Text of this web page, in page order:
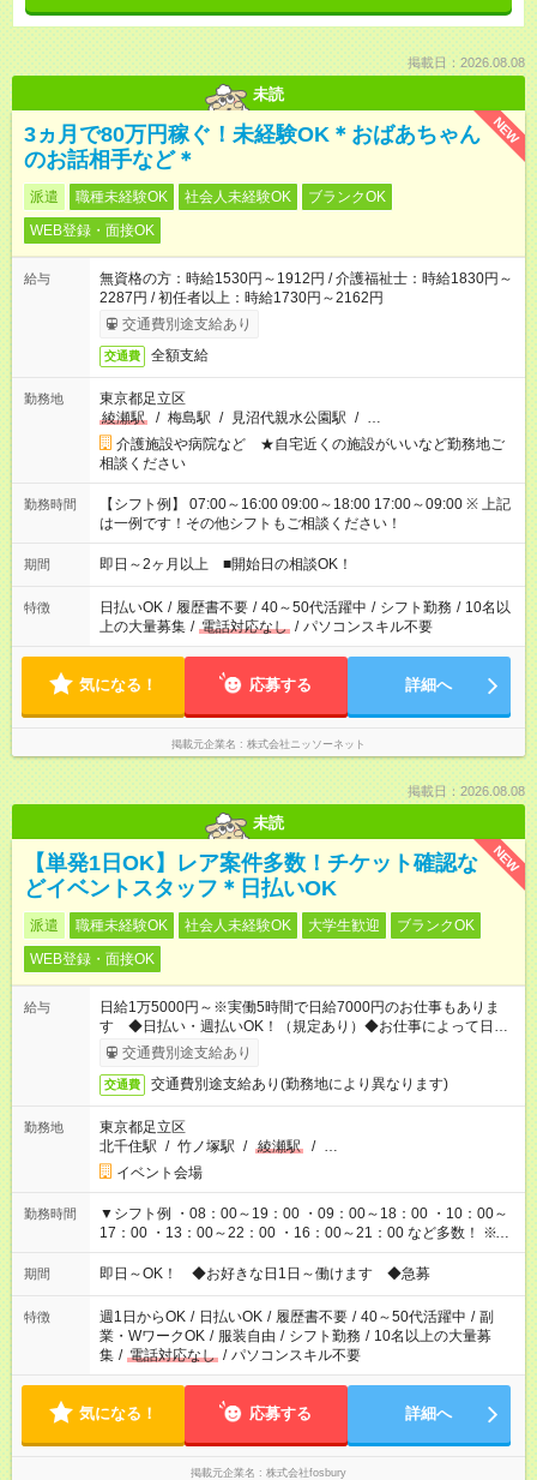
掲載日：2026.08.08
未読
NEW
3ヵ月で80万円稼ぐ！未経験OK＊おばあちゃん
のお話相手など＊
派遣 職種未経験OK 社会人未経験OK
ブランクOK
WEB登録・面接OK
給与
無資格の方：時給1530円～1912円 / 介護福祉士：時給1830円～
2287円 / 初任者以上：時給1730円～2162円
交通費別途支給あり
交通費 全額支給
勤務地
東京都足立区
綾瀬駅
/ 梅島駅 / 見沼代親水公園駅 / …
介護施設や病院など ★自宅近くの施設がいいなど勤務地ご
相談ください
勤務時間
【シフト例】 07:00～16:00 09:00～18:00 17:00～09:00 ※ 上記
は一例です！その他シフトもご相談ください！
期間 即日～2ヶ月以上 ■開始日の相談OK！
特徴 日払いOK / 履歴書不要 / 40～50代活躍中 / シフト勤務 / 10名以
上の大量募集 / 電話対応なし / パソコンスキル不要
気になる！ 応募する 詳細へ
掲載元企業名 株式会社ニッソーネット
掲載日：2026.08.08
未読
NEW
【単発1日OK】レア案件多数！チケット確認な
どイベントスタッフ＊日払いOK
派遣 職種未経験OK 社会人未経験OK 大学生歓迎
ブランクOK
WEB登録・面接OK
給与
日給1万5000円～※実働5時間で日給7000円のお仕事もありま
す ◆日払い・週払いOK！（規定あり）◆お仕事によって日給も
異なります
交通費別途支給あり
交通費 交通費別途支給あり(勤務地により異なります)
勤務地
東京都足立区
北千住駅 / 竹ノ塚駅 / 綾瀬駅 / …
イベント会場
勤務時間
▼シフト例 ・08：00～19：00 ・09：00～18：00 ・10：00～
17：00 ・13：00～22：00 ・16：00～21：00 など多数！ ※お
仕事により勤務時間が異なります
期間 即日～OK！ ◆お好きな日1日～働けます ◆急募
特徴 週1日からOK / 日払いOK / 履歴書不要 / 40～50代活躍中 / 副
業・WワークOK / 服装自由 / シフト勤務 / 10名以上の大量募
集 / 電話対応なし / パソコンスキル不要
気になる！ 応募する 詳細へ
掲載元企業名 株式会社fosbury